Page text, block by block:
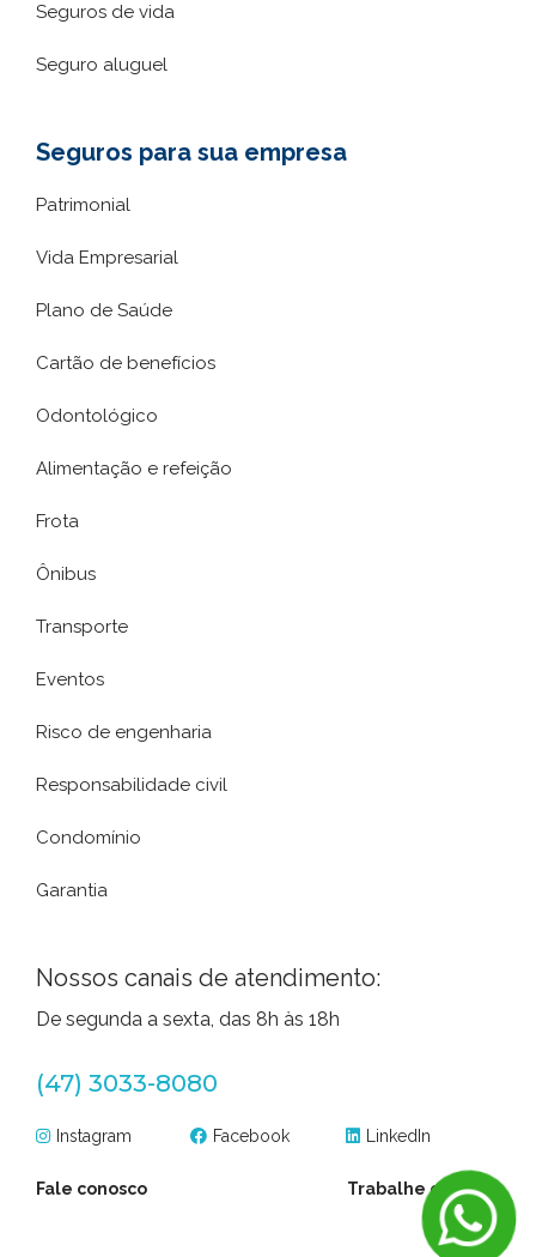
Seguros de vida
Seguro aluguel
Seguros para sua empresa
Patrimonial
Vida Empresarial
Plano de Saúde
Cartão de benefícios
Odontológico
Alimentação e refeição
Frota
Ônibus
Transporte
Eventos
Risco de engenharia
Responsabilidade civil
Condomínio
Garantia
Nossos canais de atendimento:
De segunda a sexta, das 8h às 18h
(47) 3033-8080
Instagram Facebook LinkedIn
Fale conosco Trabalhe conosco